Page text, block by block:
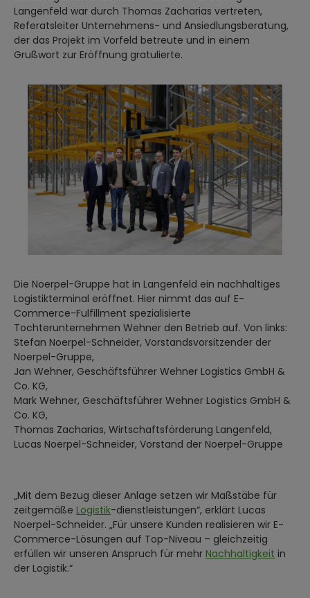
Langenfeld war durch Thomas Zacharias vertreten,
Referatsleiter Unternehmens- und Ansiedlungsberatung,
der das Projekt im Vorfeld betreute und in einem
Grußwort zur Eröffnung gratulierte.
Die Noerpel-Gruppe hat in Langenfeld ein nachhaltiges
Logistikterminal eröffnet. Hier nimmt das auf E-
Commerce-Fulfillment spezialisierte
Tochterunternehmen Wehner den Betrieb auf. Von links:
Stefan Noerpel-Schneider, Vorstandsvorsitzender der
Noerpel-Gruppe,
Jan Wehner, Geschäftsführer Wehner Logistics GmbH &
Co. KG,
Mark Wehner, Geschäftsführer Wehner Logistics GmbH &
Co. KG,
Thomas Zacharias, Wirtschaftsförderung Langenfeld,
Lucas Noerpel-Schneider, Vorstand der Noerpel-Gruppe
„Mit dem Bezug dieser Anlage setzen wir Maßstäbe für
zeitgemäße Logistik-dienstleistungen“, erklärt Lucas
Noerpel-Schneider. „Für unsere Kunden realisieren wir E-
Commerce-Lösungen auf Top-Niveau – gleichzeitig
erfüllen wir unseren Anspruch für mehr Nachhaltigkeit in
der Logistik.“